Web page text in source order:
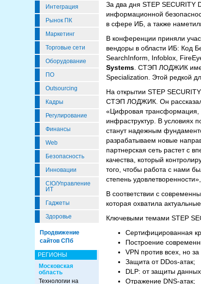
Интеграция
Рынок ПК
Маркетинг
Торговые сети
Оборудование
ПО
Outsourcing
Кадры
Регулирование
Финансы
Web
Безопасность
Инновации
CIO/Управление
ИТ
Гаджеты
Здоровье
Продвижение
сайтов СПб
РЕГИОНЫ
Московская
область
Технологии на
За два дня STEP SECURITY
информационной
в сфере ИБ, а также
В конференции приняли
вендоры в области ИБ: Код
SearchInform, Infoblox,
Systems . СТЭП ЛОДЖИК
Specialization. Этой редкой
На открытии STEP
СТЭП ЛОДЖИК. Он рассказал
«Цифровая трансформация,
инфраструктур. В условиях
станут надежным
разрабатываем новые
партнерская сеть растет с
качества, который
того, чтобы работа с нами
степень
В соответствии с
которая охватила
Ключевыми темами STEP
Сертифицированная
Построение
VPN против всех, но
Защита от DDos-атак;
DLP: от защиты
Отражение DNS-атак;